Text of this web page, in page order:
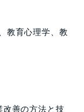
教育心理学、教
改善の方法と技